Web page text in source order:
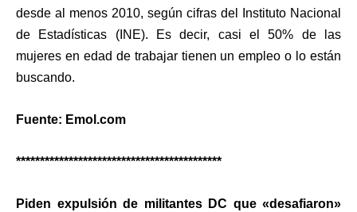
desde al menos 2010, según cifras del Instituto Nacional
de Estadísticas (INE). Es decir, casi el 50% de las
mujeres en edad de trabajar tienen un empleo o lo están
buscando.
Fuente: Emol.com
*******************************************
Piden expulsión de militantes DC que «desafiaron»